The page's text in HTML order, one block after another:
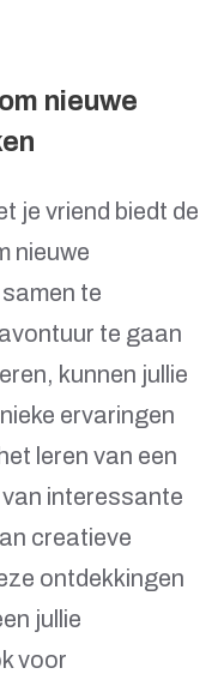
nieuwe
je vriend biedt de
nieuwe
te
te gaan
kunnen jullie
ervaringen
leren van een
interessante
creatieve
ontdekkingen
jullie
voor